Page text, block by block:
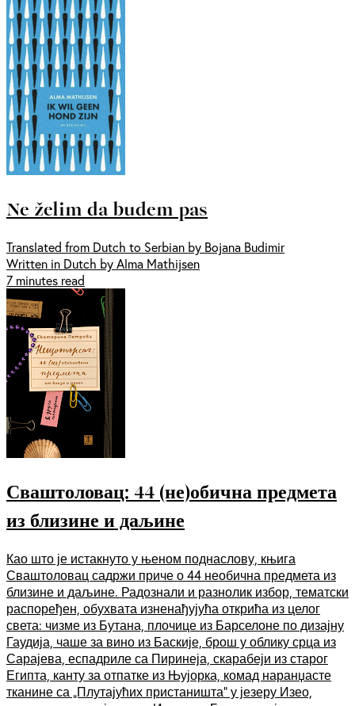
Ne želim da budem pas
Translated from Dutch to Serbian by Bojana Budimir
Written in Dutch by Alma Mathijsen
7 minutes read
Сваштоловац: 44 (не)обична предмета
из близине и даљине
Као што је истакнуто у њеном поднаслову, књига
Сваштоловац садржи приче о 44 необична предмета из
близине и даљине. Радознали и разнолик избор, тематски
распоређен, обухвата изненађујућа открића из целог
света: чизме из Бутана, плочице из Барселоне по дизајну
Гаудија, чаше за вино из Баскије, брош у облику срца из
Сарајева, еспадриле са Пиринеја, скарабеји из старог
Египта, канту за отпатке из Њујорка, комад наранџасте
тканине са „Плутајућих пристаништа“ у језеру Изео,